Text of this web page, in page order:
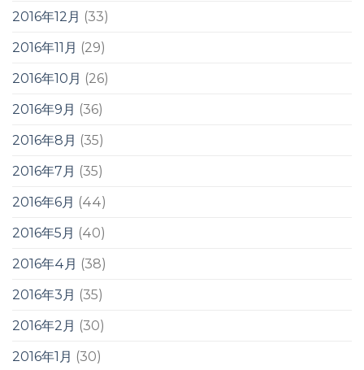
2016年12月 (33)
2016年11月 (29)
2016年10月 (26)
2016年9月 (36)
2016年8月 (35)
2016年7月 (35)
2016年6月 (44)
2016年5月 (40)
2016年4月 (38)
2016年3月 (35)
2016年2月 (30)
2016年1月 (30)